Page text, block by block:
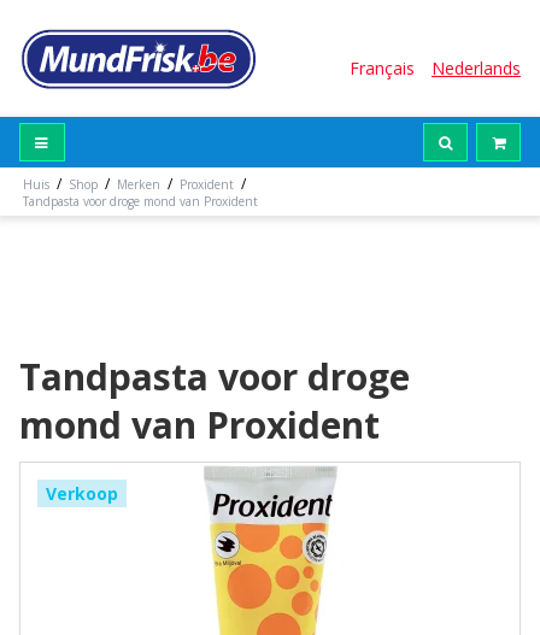
Français Nederlands
Huis / Shop / Merken / Proxident /
Tandpasta voor droge mond van Proxident
Tandpasta voor droge
mond van Proxident
Verkoop